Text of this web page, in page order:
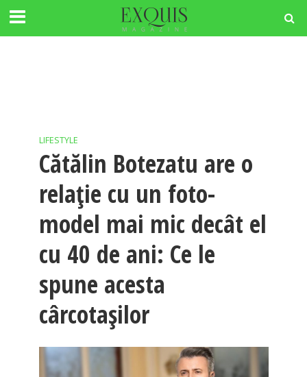
LIFESTYLE
Cătălin Botezatu are o
relație cu un foto-
model mai mic decât el
cu 40 de ani: Ce le
spune acesta
cârcotașilor